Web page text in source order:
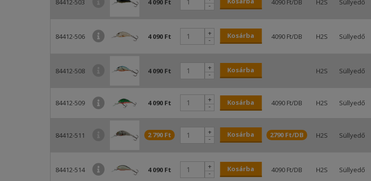
84412-503 4 090 Ft - 4090 Ft/DB H2S Süllyedő
84412-506 4 090 Ft -
+ Kosárba 4090 Ft/DB H2S Süllyedő
84412-508 4 090 Ft -
+ Kosárba H2S Süllyedő
84412-509 4 090 Ft -
+ Kosárba 4090 Ft/DB H2S Süllyedő
84412-511 2 790 Ft -
+ Kosárba 2790 Ft/DB H2S Süllyedő
84412-514 4 090 Ft -
+ Kosárba 4090 Ft/DB H2S Süllyedő